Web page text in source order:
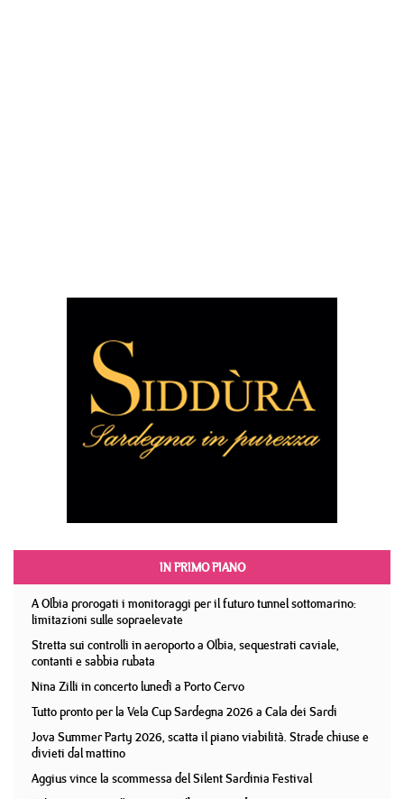
IN PRIMO PIANO
A Olbia prorogati i monitoraggi per il futuro tunnel sottomarino:
limitazioni sulle sopraelevate
Stretta sui controlli in aeroporto a Olbia, sequestrati caviale,
contanti e sabbia rubata
Nina Zilli in concerto lunedì a Porto Cervo
Tutto pronto per la Vela Cup Sardegna 2026 a Cala dei Sardi
Jova Summer Party 2026, scatta il piano viabilità. Strade chiuse e
divieti dal mattino
Aggius vince la scommessa del Silent Sardinia Festival